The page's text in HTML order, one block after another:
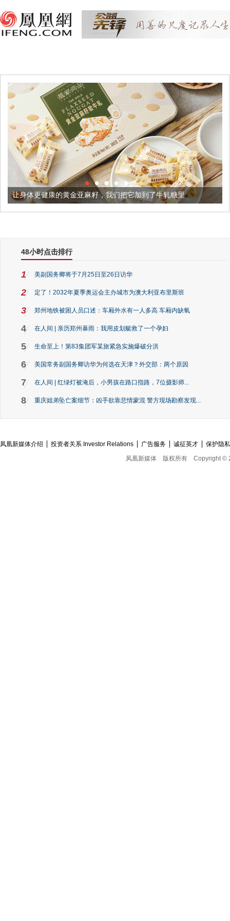
黄金亚麻籽，我们把它加到了牛轧糖里 被列入佛家七宝
48小时点击排行
1 美副国务卿将于7月25日至26日访华
2 定了！2032年夏季奥运会主办城市为澳大利亚布里斯班
3 郑州地铁被困人员口述：车厢外水有一人多高 车厢内缺氧
4 在人间 | 亲历郑州暴雨：我用皮划艇救了一个孕妇
5 生命至上！第83集团军某旅紧急实施爆破分洪
6 美国常务副国务卿访华为何选在天津？外交部：两个原因
7 在人间 | 红绿灯被淹后，小男孩在路口指路，7位摄影师...
8 重庆姐弟坠亡案细节：凶手欲靠悲情蒙混 警方现场勘察发现...
凤凰新媒体介绍 投资者关系 Investor Relations 广告服务 诚征英才
保护隐
凤凰新媒体
版权所有 Copyright ©